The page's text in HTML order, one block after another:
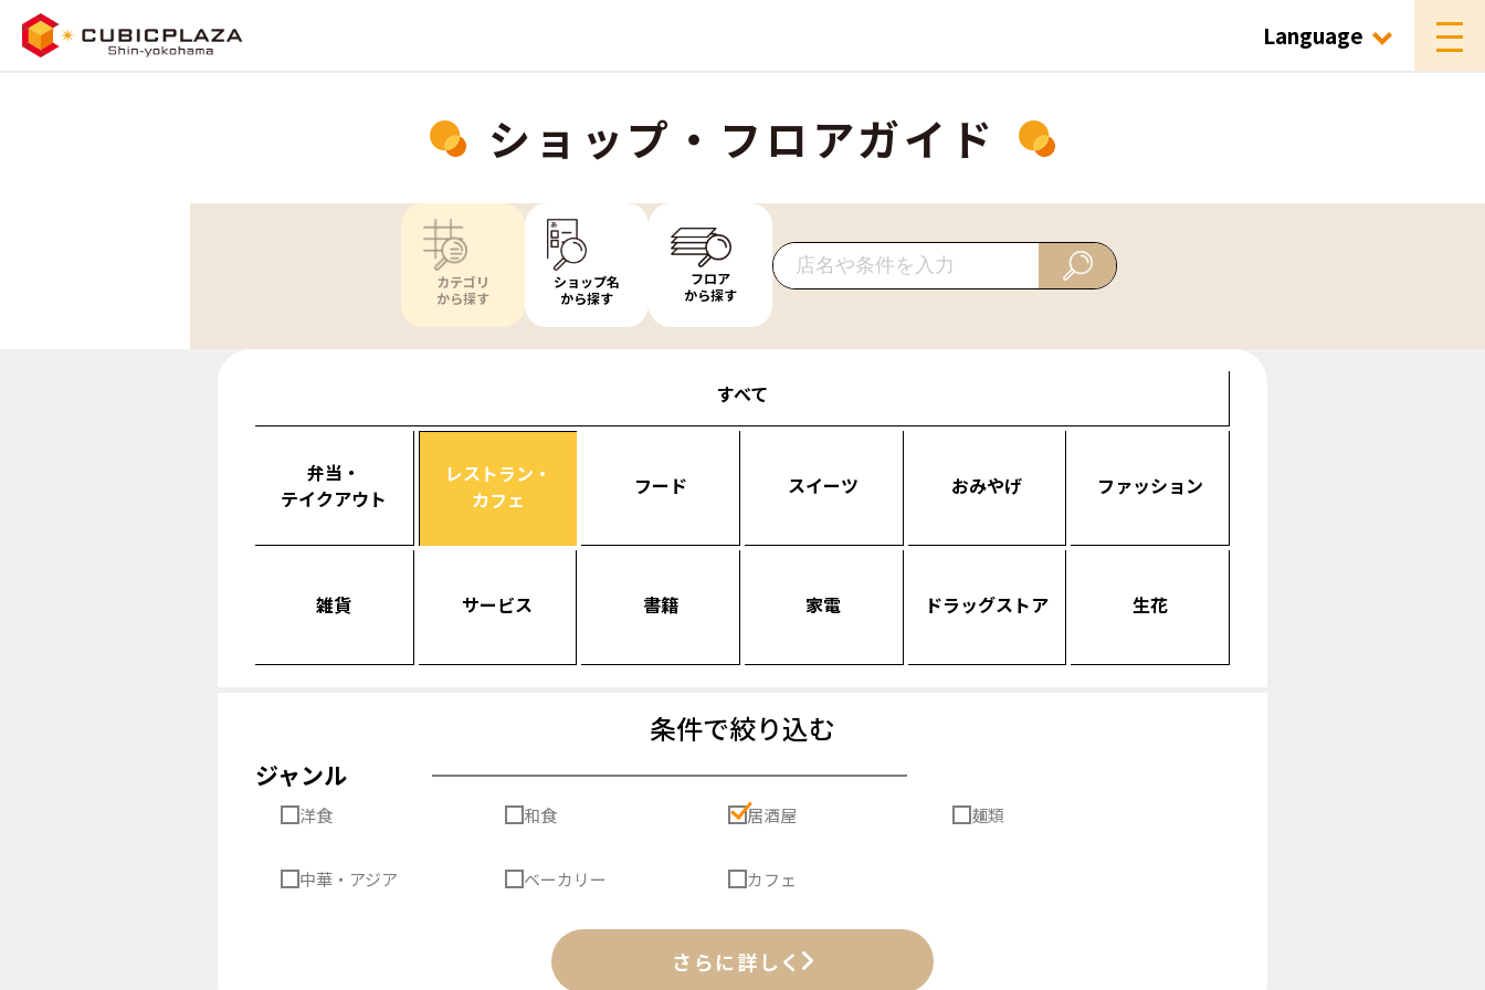
Language
ショップ・フロアガイド
カテゴリ
から探す
ショップ名
から探す
フロア
から探す
すべて
弁当・
テイクアウト
レストラン・
カフェ
フード スイーツ おみやげ ファッション
雑貨 サービス 書籍 家電 ドラッグストア 生花
条件で絞り込む
ジャンル
洋食 和食 居酒屋 麺類
中華・アジア ベーカリー カフェ
さらに詳しく